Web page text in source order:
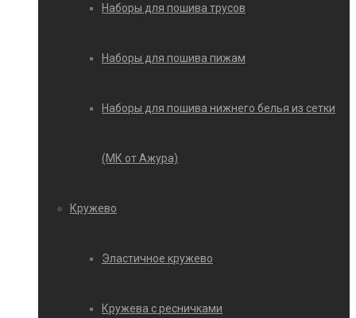
Наборы для пошива трусов
Наборы для пошива пижам
Наборы для пошива нижнего белья из сетки
(МК от Ажура)
Кружево
Эластичное кружево
Кружева с ресничками